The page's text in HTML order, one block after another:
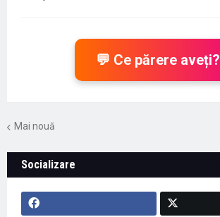
💬 Ce părere aveți?
Mai nouă
Socializare